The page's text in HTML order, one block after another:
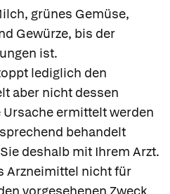
grünes Gemüse,
Gewürze, bis der
ist.
lediglich den
aber nicht dessen
Ursache ermittelt werden
behandelt
deshalb mit Ihrem Arzt.
Arzneimittel nicht für
vorgesehenen Zweck